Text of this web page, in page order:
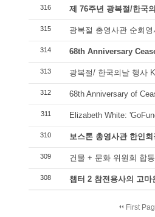
316 제 76주년 광복절/한국
315 광복절 총영사관 순회
314 68th Anniversary
313 광복절/ 한국의날 행사
312 68th Anniversary of
311 Elizabeth White:
310 보스톤 총영사관 한인
309 건물 + 문화 위원회 합
308 챕터 2 참전용사의 고마
First